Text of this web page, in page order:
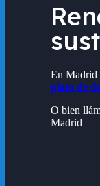
En Madrid
plato de
O bien
Madrid